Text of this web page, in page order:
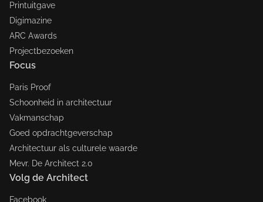
Printuitgave
Digimazine
ARC Awards
Projectbezoeken
Focus
Paris Proof
Schoonheid in architectuur
Vakmanschap
Goed opdrachtgeverschap
Architectuur als culturele waarde
Mevr. De Architect 2.0
Volg de Architect
Facebook